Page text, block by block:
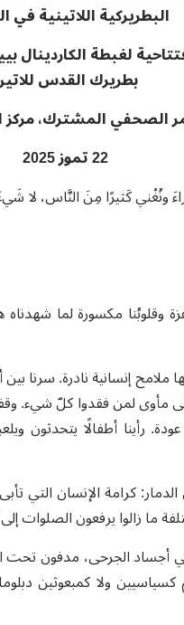
البطريركية اللاتينية
لغبطة الكاردينال
بطريرك القدس
الصحفي المشترك،
22تموز 2025
ونُغْني كَثيرًا مِنَ النَّاس، لا
مكسورة لما شهدناه
ملامح إنسانية نادرة. سرنا
مأوى لمن فقدوا كلّ شيء.
عودة. رأينا أطفالًا
كرامة الإنسان التي
زالوا يرفعون الصلوات
الجرحى، مدفون تحت
كسياسيين ولا كمبعوثين